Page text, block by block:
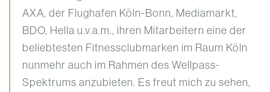
AXA, der Flughafen Köln-Bonn, Mediamarkt,
BDO, Hella u.v.a.m., ihren Mitarbeitern eine der
beliebtesten Fitnessclubmarken im Raum Köln
nunmehr auch im Rahmen des Wellpass-
Spektrums anzubieten. Es freut mich zu sehen,